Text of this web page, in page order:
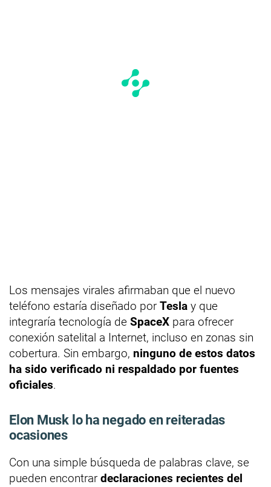
Los mensajes virales afirmaban que el nuevo
teléfono estaría diseñado por Tesla y que
integraría tecnología de SpaceX para ofrecer
conexión satelital a Internet, incluso en zonas sin
cobertura. Sin embargo, ninguno de estos datos
ha sido verificado ni respaldado por fuentes
oficiales.
Elon Musk lo ha negado en reiteradas
ocasiones
Con una simple búsqueda de palabras clave, se
pueden encontrar declaraciones recientes del